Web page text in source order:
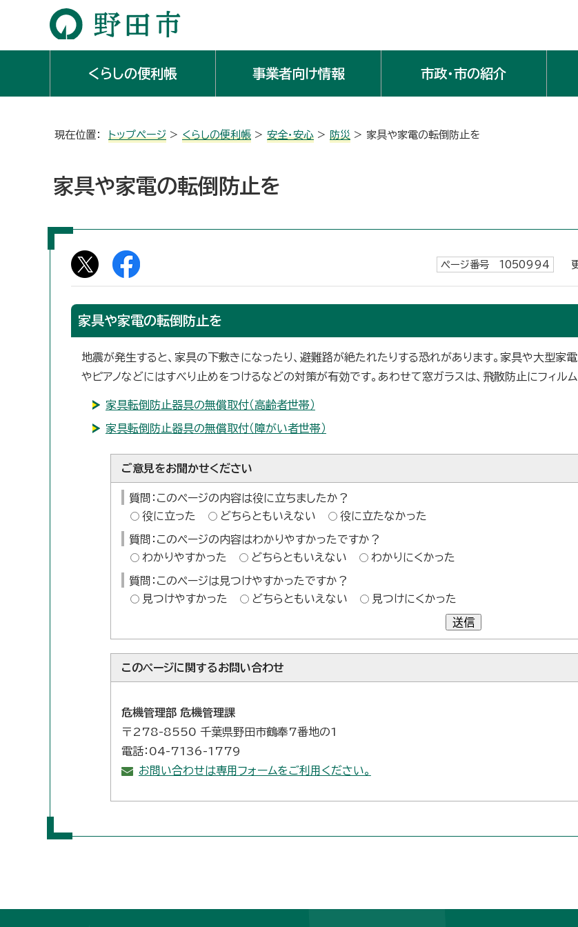
くらしの便利帳 事業者向け情報 市政・市の紹介
現在位置： トップページ > くらしの便利帳 > 安全・安心 > 防災 > 家具や家電の転倒防止を
家具や家電の転倒防止を
ページ番号 1050994
家具や家電の転倒防止を
地震が発生すると、家具の下敷きになったり、避難路が絶たれたりする恐れがあります。家具や大型家
やピアノなどにはすべり止めをつけるなどの対策が有効です。あわせて窓ガラスは、飛散防止にフィル
家具転倒防止器具の無償取付（高齢者世帯）
家具転倒防止器具の無償取付（障がい者世帯）
ご意見をお聞かせください
質問：このページの内容は役に立ちましたか？
役に立った
どちらともいえない 役に立たなかった
質問：このページの内容はわかりやすかったですか？
わかりやすかった
どちらともいえない わかりにくかった
質問：このページは見つけやすかったですか？
見つけやすかった
どちらともいえない 見つけにくかった
送信
このページに関するお問い合わせ
危機管理部 危機管理課
〒278-8550 千葉県野田市鶴奉7番地の1
電話：04-7136-1779
お問い合わせは専用フォームをご利用ください。